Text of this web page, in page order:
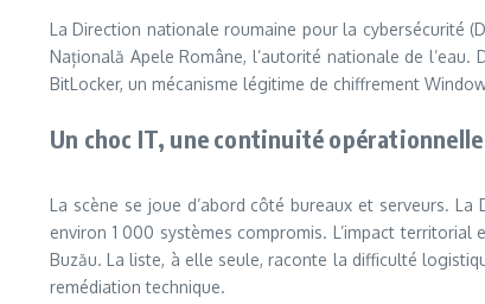
La Direction nationale roumaine pour la cybersécurité
Națională Apele Române, l’autorité nationale de
BitLocker, un mécanisme légitime de chiffrement
Un choc IT, une continuité
La scène se joue d’abord côté bureaux et serveurs. La
environ 1 000 systèmes compromis. L’impact
Buzău. La liste, à elle seule, raconte la difficulté
remédiation technique.